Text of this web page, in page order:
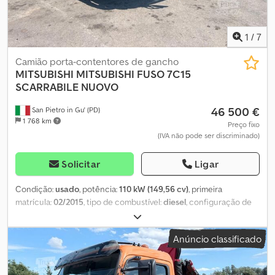
1 / 7
San Pietro in Gu' (PD)
1 768 km
Camião porta-contentores de gancho
MITSUBISHI MITSUBISHI FUSO 7C15
SCARRABILE NUOVO
46 500 €
Preço fixo
(IVA não pode ser discriminado)
Solicitar Ligar
Condição:usado, potência:110 kW (149,56 cv), primeira
matrícula:02/2015 , tipo de combustível:diesel , configuração de
, tipo de engrenagem:
classe de emissão:Euro 6, Ano de fabrico:2015, TÍTULO:
MITSUBISHI FUSO 7C15 COM CAIXA REMOVÍVEL, NOVO, COM
SUSPENSÃO DE MOLAS DIANTEIRA E TRASEIRA, VOLANTE À
DIREITA, REQUER LICENÇA DE CONDUÇÃO C REF: 24C40 ANO:
Anúncio classificado